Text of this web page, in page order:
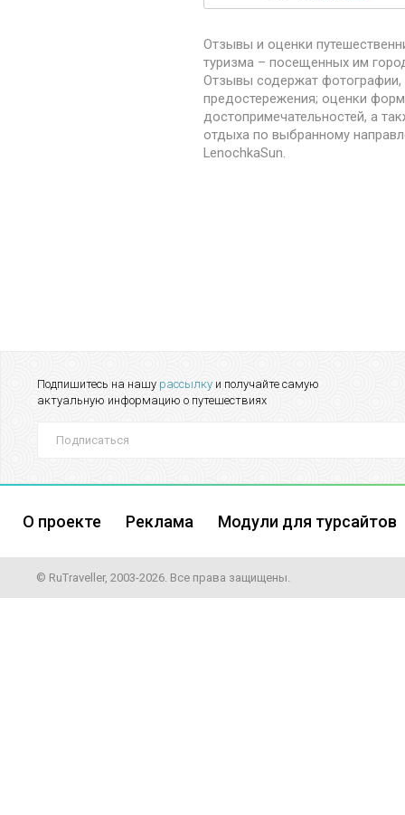
Отзывы и оценки
туризма – посещенных им
Отзывы содержат фотографии,
предостережения; оценки
достопримечательностей, а
отдыха по выбранному
LenochkaSun.
Подпишитесь на нашу рассылку и получайте самую
актуальную информацию о путешествиях
О проекте Реклама Модули для турсайтов
© RuTraveller, 2003-2026. Все права защищены.